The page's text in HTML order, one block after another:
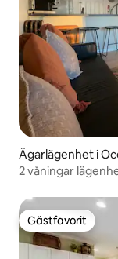
Ägarlägenhet i
2 våningar
Gästfavorit
Gästfavorit